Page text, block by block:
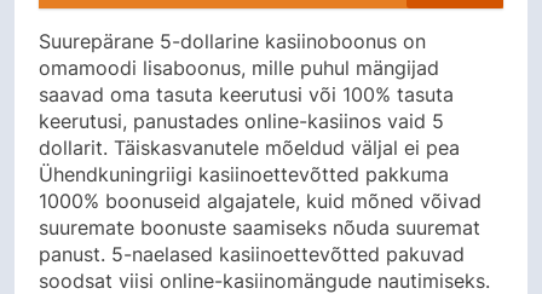
Suurepärane 5-dollarine kasiinoboonus on
omamoodi lisaboonus, mille puhul mängijad
saavad oma tasuta keerutusi või 100% tasuta
keerutusi, panustades online-kasiinos vaid 5
dollarit. Täiskasvanutele mõeldud väljal ei pea
Ühendkuningriigi kasiinoettevõtted pakkuma
1000% boonuseid algajatele, kuid mõned võivad
suuremate boonuste saamiseks nõuda suuremat
panust. 5-naelased kasiinoettevõtted pakuvad
soodsat viisi online-kasiinomängude nautimiseks.